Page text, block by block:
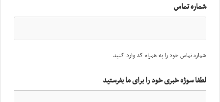
شماره تماس
شماره تماس خود را به همراه کد وارد کنید
لطفا سوژه خبری خود را برای ما بفرستید